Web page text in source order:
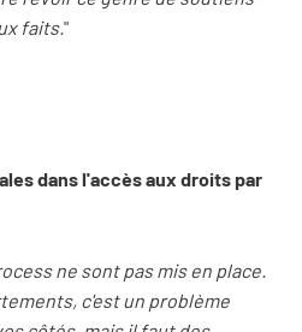
faits."
dans l'accès aux droits par
ne sont pas mis en place.
c'est un problème